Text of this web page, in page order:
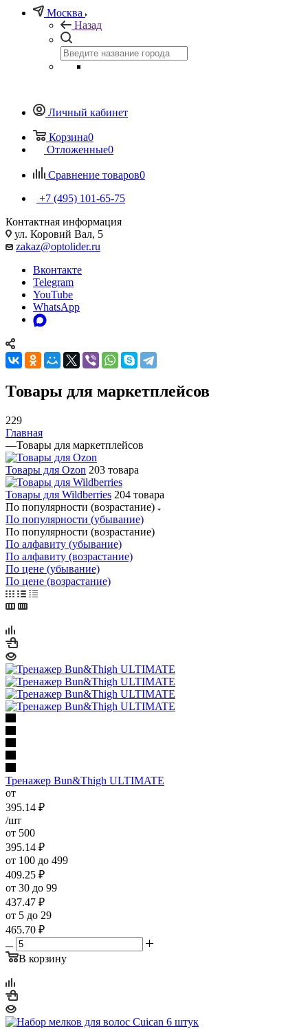
Москва
Назад
Личный кабинет
Корзина0
Отложенные0
Сравнение товаров0
+7 (495) 101-65-75
Контактная информация
ул. Коровий Вал, 5
zakaz@optolider.ru
Вконтакте
Telegram
YouTube
WhatsApp
Товары для маркетплейсов
229
Главная
—Товары для маркетплейсов
Товары для Ozon 203 товара
Товары для Wildberries 204 товара
По популярности (возрастание)
По популярности (убывание)
По популярности (возрастание)
По алфавиту (убывание)
По алфавиту (возрастание)
По цене (убывание)
По цене (возрастание)
Тренажер Bun&Thigh ULTIMATE
от
395.14 ₽
/шт
от 500
395.14 ₽
от 100 до 499
409.25 ₽
от 30 до 99
437.47 ₽
от 5 до 29
465.70 ₽
В корзину